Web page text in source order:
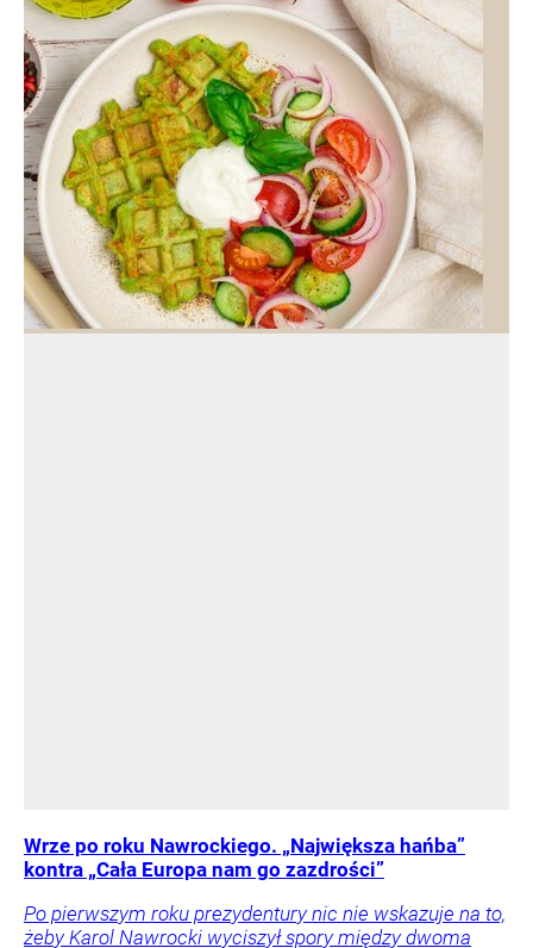
Wrze po roku Nawrockiego. „Największa hańba”
kontra „Cała Europa nam go zazdrości”
Po pierwszym roku prezydentury nic nie wskazuje na to,
żeby Karol Nawrocki wyciszył spory między dwoma